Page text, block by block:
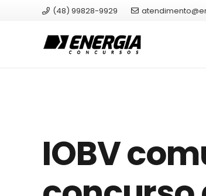
(48) 99828-9929
IOBV